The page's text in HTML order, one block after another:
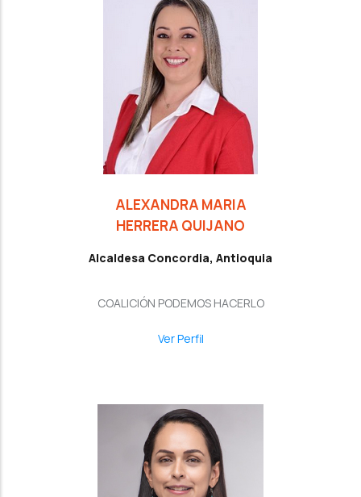
ALEXANDRA MARIA
HERRERA QUIJANO
Alcaldesa Concordia, Antioquia
COALICIÓN PODEMOS HACERLO
Ver Perfil